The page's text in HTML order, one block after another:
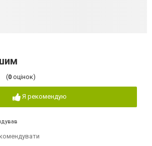
(0 оцінок)
Я рекомендую